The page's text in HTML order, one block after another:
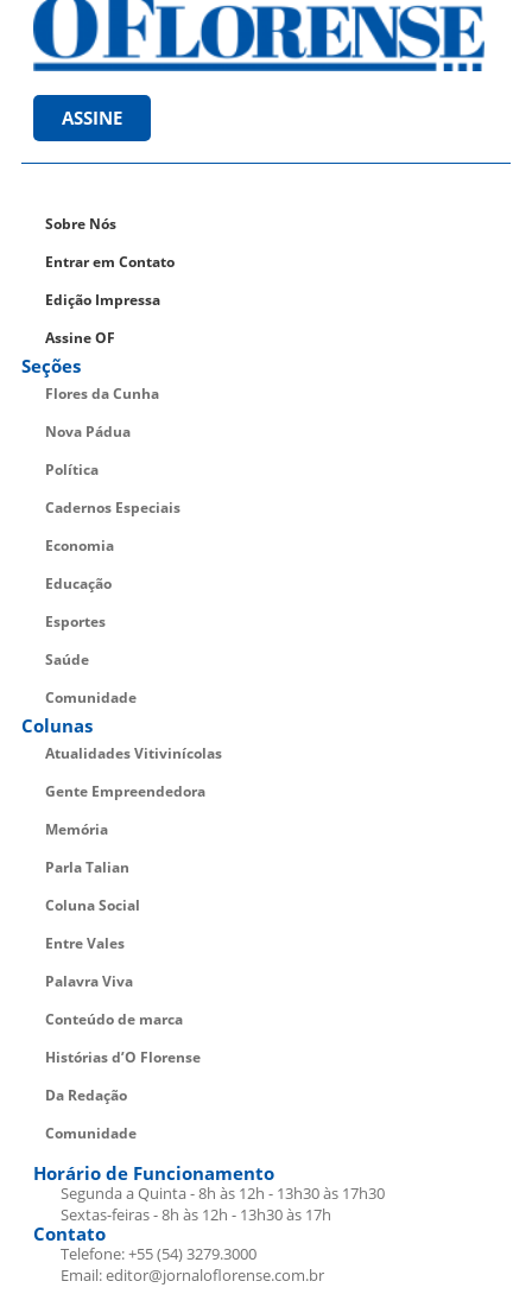
ASSINE
Sobre Nós
Entrar em Contato
Edição Impressa
Assine OF
Seções
Flores da Cunha
Nova Pádua
Política
Cadernos Especiais
Economia
Educação
Esportes
Saúde
Comunidade
Colunas
Atualidades Vitivinícolas
Gente Empreendedora
Memória
Parla Talian
Coluna Social
Entre Vales
Palavra Viva
Conteúdo de marca
Histórias d’O Florense
Da Redação
Comunidade
Horário de Funcionamento
Segunda a Quinta - 8h às 12h - 13h30 às 17h30
Sextas-feiras - 8h às 12h - 13h30 às 17h
Contato
Telefone: +55 (54) 3279.3000
Email: editor@jornaloflorense.com.br